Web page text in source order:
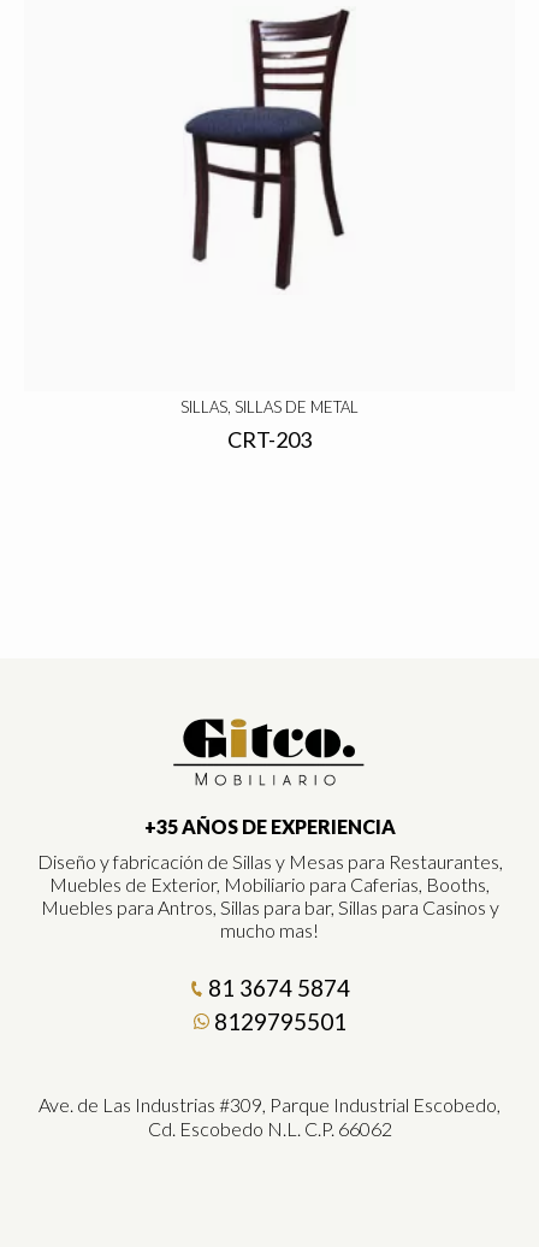
SILLAS, SILLAS DE METAL
CRT-203
+35 AÑOS DE EXPERIENCIA
Diseño y fabricación de Sillas y Mesas para Restaurantes,
Muebles de Exterior, Mobiliario para Caferias, Booths,
Muebles para Antros, Sillas para bar, Sillas para Casinos y
mucho mas!
81 3674 5874
8129795501
Ave. de Las Industrias #309, Parque Industrial Escobedo,
Cd. Escobedo N.L. C.P. 66062